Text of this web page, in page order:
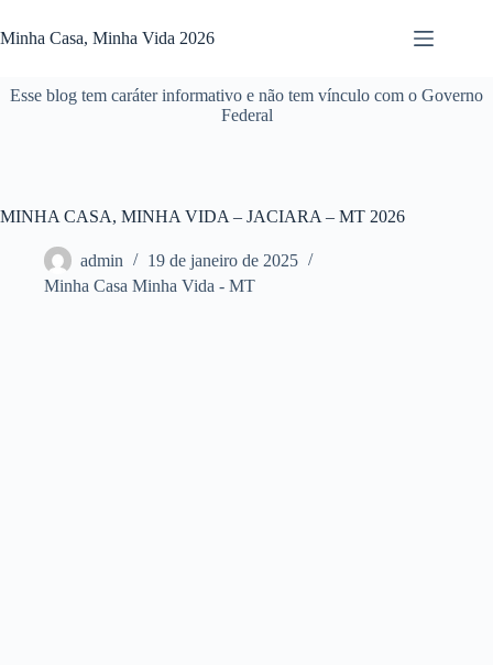
para
o
Minha Casa, Minha Vida 2026
Esse blog tem caráter informativo e não tem vínculo com o Governo
Federal
MINHA CASA, MINHA VIDA – JACIARA – MT 2026
admin
19 de janeiro de 2025
Minha Casa Minha Vida - MT